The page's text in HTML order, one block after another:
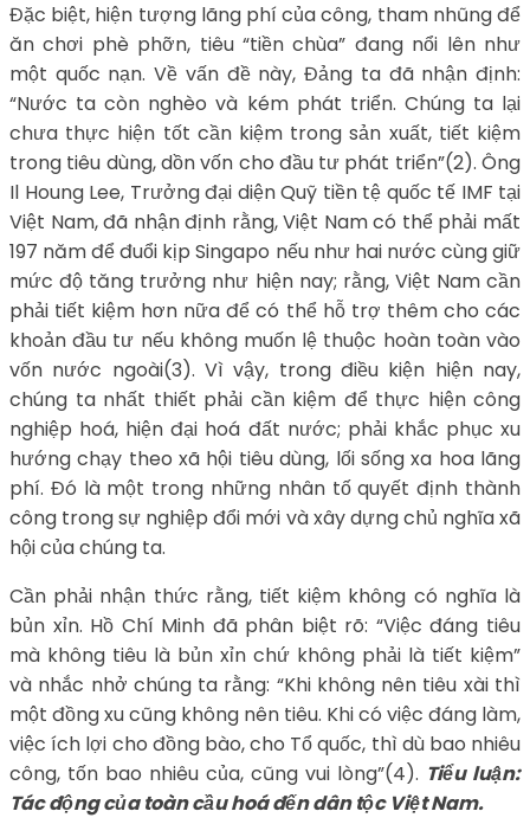
Đặc biệt, hiện tượng lãng phí của công, tham nhũng để
ăn chơi phè phỡn, tiêu “tiền chùa” đang nổi lên như
một quốc nạn. Về vấn đề này, Đảng ta đã nhận định:
“Nước ta còn nghèo và kém phát triển. Chúng ta lại
chưa thực hiện tốt cần kiệm trong sản xuất, tiết kiệm
trong tiêu dùng, dồn vốn cho đầu tư phát triển”(2). Ông
Il Houng Lee, Trưởng đại diện Quỹ tiền tệ quốc tế IMF tại
Việt Nam, đã nhận định rằng, Việt Nam có thể phải mất
197 năm để đuổi kịp Singapo nếu như hai nước cùng giữ
mức độ tăng trưởng như hiện nay; rằng, Việt Nam cần
phải tiết kiệm hơn nữa để có thể hỗ trợ thêm cho các
khoản đầu tư nếu không muốn lệ thuộc hoàn toàn vào
vốn nước ngoài(3). Vì vậy, trong điều kiện hiện nay,
chúng ta nhất thiết phải cần kiệm để thực hiện công
nghiệp hoá, hiện đại hoá đất nước; phải khắc phục xu
hướng chạy theo xã hội tiêu dùng, lối sống xa hoa lãng
phí. Đó là một trong những nhân tố quyết định thành
công trong sự nghiệp đổi mới và xây dựng chủ nghĩa xã
hội của chúng ta.
Cần phải nhận thức rằng, tiết kiệm không có nghĩa là
bủn xỉn. Hồ Chí Minh đã phân biệt rõ: “Việc đáng tiêu
mà không tiêu là bủn xỉn chứ không phải là tiết kiệm”
và nhắc nhở chúng ta rằng: “Khi không nên tiêu xài thì
một đồng xu cũng không nên tiêu. Khi có việc đáng làm,
việc ích lợi cho đồng bào, cho Tổ quốc, thì dù bao nhiêu
công, tốn bao nhiêu của, cũng vui lòng”(4). Tiểu luận:
Tác động của toàn cầu hoá đến dân tộc Việt Nam.